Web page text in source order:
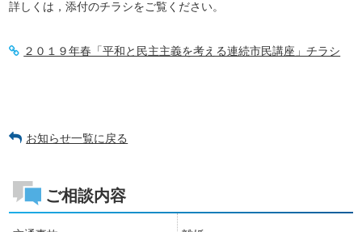
詳しくは，添付のチラシをご覧ください。
２０１９年春「平和と民主主義を考える連続市民講座」チラシ
お知らせ一覧に戻る
ご相談内容